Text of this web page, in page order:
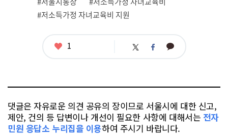
태
그
#저소득가정 자녀교육비 지원
좋1 트 페 카
댓글은 자유로운 의견 공유의 장이므로 서울시에 대한 신고,
제안, 건의 등 답변이나 개선이 필요한 사항에 대해서는 전자
민원 응답소 누리집을 이용하여 주시기 바랍니다.